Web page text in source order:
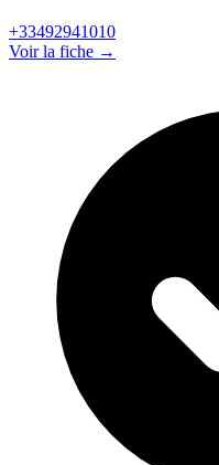
+33492941010
Voir la fiche →